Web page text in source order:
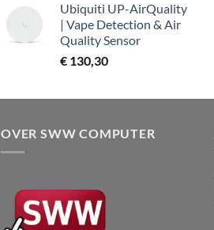
Ubiquiti UP-AirQuality
| Vape Detection & Air
Quality Sensor
€ 130,30
OVER SWW COMPUTER